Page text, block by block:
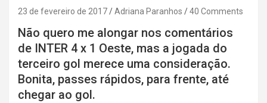
23 de fevereiro de 2017 Adriana Paranhos 40 Comments
Não quero me alongar nos comentários
de INTER 4 x 1 Oeste, mas a jogada do
terceiro gol merece uma consideração.
Bonita, passes rápidos, para frente, até
chegar ao gol.